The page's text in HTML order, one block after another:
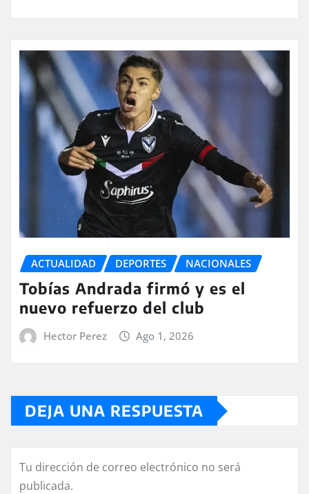
ACTUALIDAD DEPORTES NACIONALES
Tobías Andrada firmó y es el
nuevo refuerzo del club
Hector Perez Ago 1, 2026
DEJA UNA RESPUESTA
Tu dirección de correo electrónico no será
publicada.